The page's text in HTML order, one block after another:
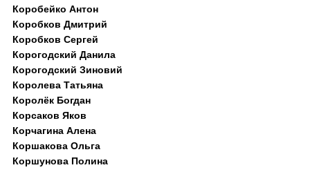
Коробейко Антон
Коробков Дмитрий
Коробков Сергей
Корогодский Данила
Корогодский Зиновий
Королева Татьяна
Королёк Богдан
Корсаков Яков
Корчагина Алена
Коршакова Ольга
Коршунова Полина